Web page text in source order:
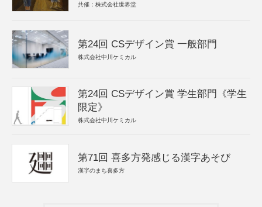
共催：株式会社世界堂
第24回 CSデザイン賞 一般部門
株式会社中川ケミカル
第24回 CSデザイン賞 学生部門《学生
限定》
株式会社中川ケミカル
第71回 喜多方発感じる漢字あそび
漢字のまち喜多方